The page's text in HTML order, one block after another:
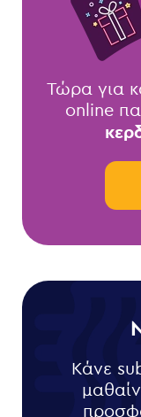
Τώρα για
online
Κάνε